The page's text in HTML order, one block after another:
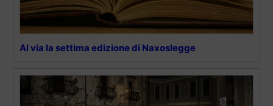
Al via la settima edizione di Naxoslegge